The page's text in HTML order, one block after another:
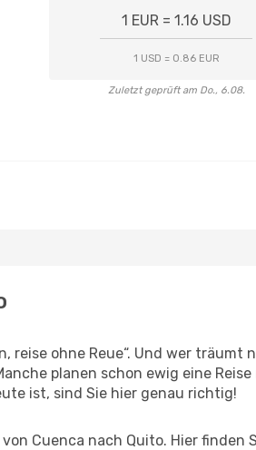
1 EUR = 1.16 USD
1 USD = 0.86 EUR
Zuletzt geprüft am Do., 6.08.
reise ohne Reue“. Und wer
planen schon ewig eine
ist, sind Sie hier genau richtig!
Cuenca nach Quito. Hier finden